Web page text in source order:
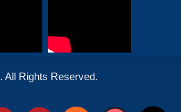
. All Rights Reserved.